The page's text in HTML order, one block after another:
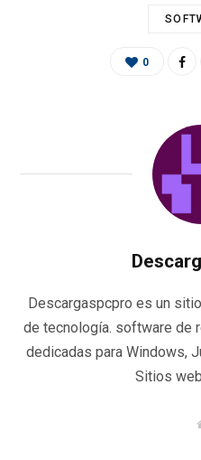
0
Descargaspcpro es un
de tecnología. software de
dedicadas para Windows,
Sitios